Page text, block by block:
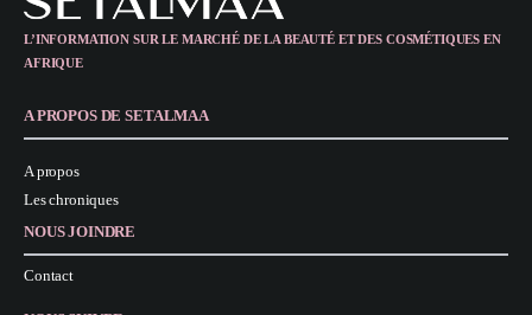
L’INFORMATION SUR LE MARCHÉ DE LA BEAUTÉ ET DES COSMÉTIQUES EN
AFRIQUE
A PROPOS DE SETALMAA
A propos
Les chroniques
NOUS JOINDRE
Contact